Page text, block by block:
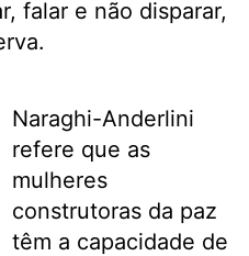
falar e não disparar,
Naraghi-Anderlini
refere que as
mulheres
construtoras da paz
têm a capacidade de